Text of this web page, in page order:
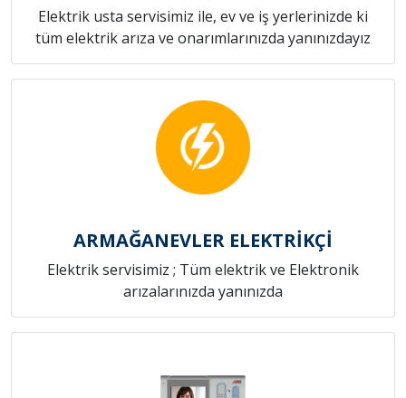
Elektrik usta servisimiz ile, ev ve iş yerlerinizde ki
tüm elektrik arıza ve onarımlarınızda yanınızdayız
ARMAĞANEVLER ELEKTRİKÇİ
Elektrik servisimiz ; Tüm elektrik ve Elektronik
arızalarınızda yanınızda